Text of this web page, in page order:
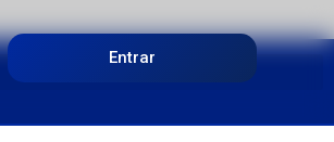
Entrar